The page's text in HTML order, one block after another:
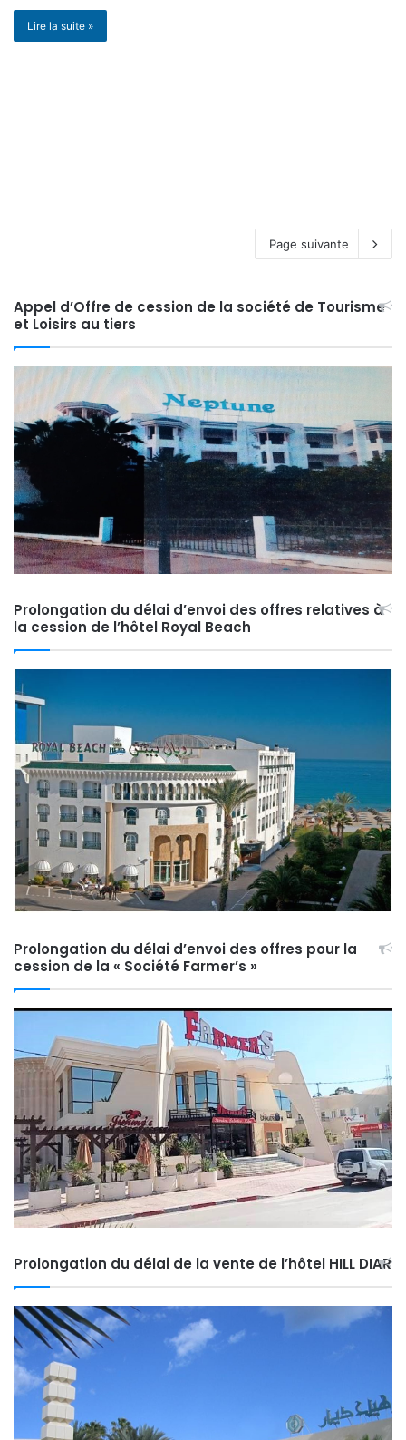
Lire la suite »
Page suivante
Appel d’Offre de cession de la société de Tourisme
et Loisirs au tiers
Prolongation du délai d’envoi des offres relatives à
la cession de l’hôtel Royal Beach
Prolongation du délai d’envoi des offres pour la
cession de la « Société Farmer’s »
Prolongation du délai de la vente de l’hôtel HILL DIAR